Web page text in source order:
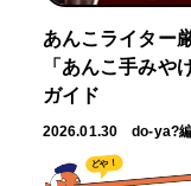
あんこライター
「あんこ手みや
ガイド
2026.01.30 do-ya?
どや！